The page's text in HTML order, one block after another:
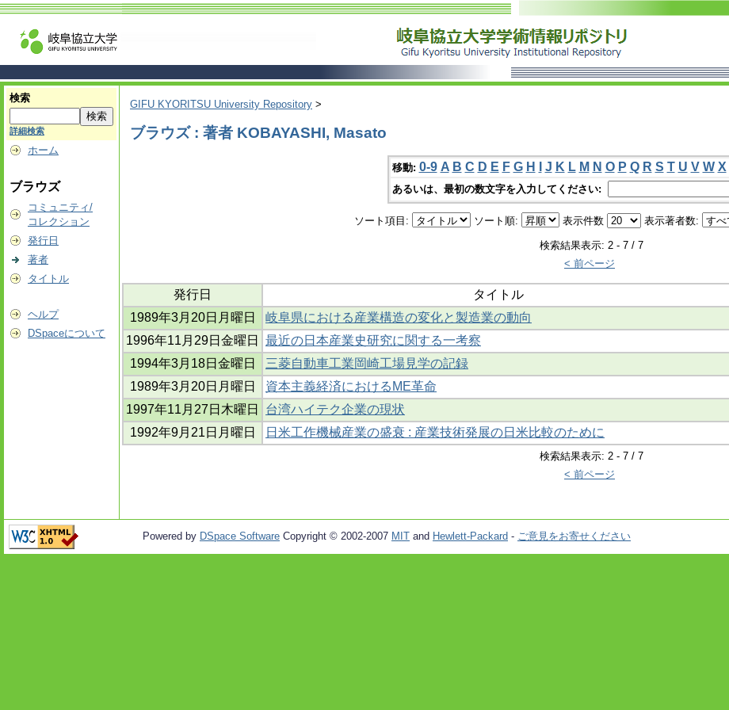
検索
詳細検索
ホーム
ブラウズ
コミュニティ/
コレクション
発行日
著者
タイトル
ヘルプ
DSpaceについて
GIFU KYORITSU University Repository >
ブラウズ : 著者 KOBAYASHI, Masato
移動: 0-9 A B C D E F G H J K L M N O P Q R S T U V W X
あるいは、最初の数文字を入力してください:
ソート項目: ソート順: 表示件数 表示著者数:
検索結果表示: 2 - 7 / 7
< 前ページ
発行日 タイトル
1989年3月20日月曜日
岐阜県における産業構造の変化と製造業の動向
1996年11月29日金曜日
最近の日本産業史研究に関する一考察
1994年3月18日金曜日
三菱自動車工業岡崎工場見学の記録
1989年3月20日月曜日
資本主義経済におけるME革命
1997年11月27日木曜日
台湾ハイテク企業の現状
1992年9月21日月曜日
日米工作機械産業の盛衰 : 産業技術発展の日米比較のために
検索結果表示: 2 - 7 / 7
< 前ページ
Powered by DSpace Software Copyright © 2002-2007 MIT and Hewlett-Packard - ご意見をお寄せください